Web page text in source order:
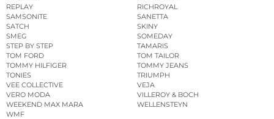
REPLAY
RICHROYAL
SAMSONITE
SANETTA
SATCH
SKINY
SMEG
SOMEDAY
STEP BY STEP
TAMARIS
TOM FORD
TOM TAILOR
TOMMY HILFIGER
TOMMY JEANS
TONIES
TRIUMPH
VEE COLLECTIVE
VEJA
VERO MODA
VILLEROY & BOCH
WEEKEND MAX MARA
WELLENSTEYN
WMF